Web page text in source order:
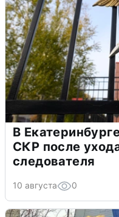
В
СКР после
следователя
10 августа 0